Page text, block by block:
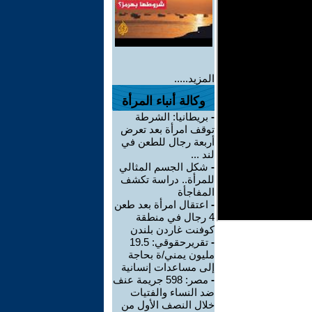
المزيد.....
وكالة أنباء المرأة
- بريطانيا: الشرطة
توقف امرأة بعد تعرض
أربعة رجال للطعن في
لند ...
- شكل الجسم المثالي
للمرأة.. دراسة تكشف
المفاجأة
- اعتقال امرأة بعد طعن
4 رجال في منطقة
كوفنت غاردن بلندن
-
تقريرحقوقي: 19.5
مليون يمني/ة بحاجة
إلى مساعدات إنسانية
-
مصر: 598 جريمة عنف
ضد النساء والفتيات
خلال النصف الأول من